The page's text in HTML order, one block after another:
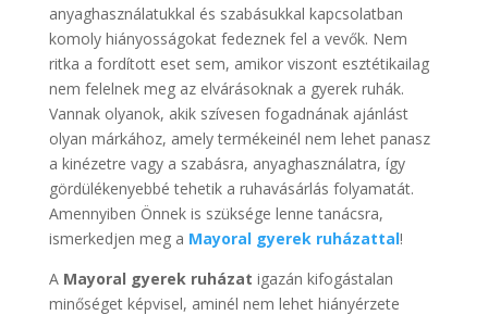
anyaghasználatukkal és szabásukkal kapcsolatban
komoly hiányosságokat fedeznek fel a vevők. Nem
ritka a fordított eset sem, amikor viszont esztétikailag
nem felelnek meg az elvárásoknak a gyerek ruhák.
Vannak olyanok, akik szívesen fogadnának ajánlást
olyan márkához, amely termékeinél nem lehet panasz
a kinézetre vagy a szabásra, anyaghasználatra, így
gördülékenyebbé tehetik a ruhavásárlás folyamatát.
Amennyiben Önnek is szüksége lenne tanácsra,
ismerkedjen meg a Mayoral gyerek ruházattal!
AMayoral gyerek ruházat igazán kifogástalan
minőséget képvisel, aminél nem lehet hiányérzete